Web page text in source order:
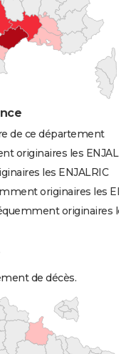
de ce département
originaires les
les ENJALRIC
originaires les
originaires
de décès.